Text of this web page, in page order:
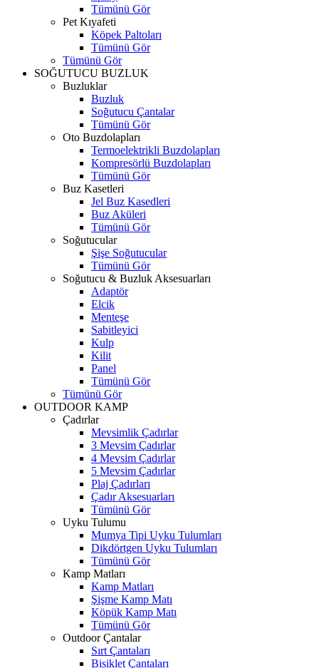
Tümünü Gör
Pet Kıyafeti
Köpek Paltoları
Tümünü Gör
Tümünü Gör
SOĞUTUCU BUZLUK
Buzluklar
Buzluk
Soğutucu Çantalar
Tümünü Gör
Oto Buzdolapları
Termoelektrikli Buzdolapları
Kompresörlü Buzdolapları
Tümünü Gör
Buz Kasetleri
Jel Buz Kasedleri
Buz Aküleri
Tümünü Gör
Soğutucular
Şişe Soğutucular
Tümünü Gör
Soğutucu & Buzluk Aksesuarları
Adaptör
Elcik
Menteşe
Sabitleyici
Kulp
Kilit
Panel
Tümünü Gör
Tümünü Gör
OUTDOOR KAMP
Çadırlar
Mevsimlik Çadırlar
3 Mevsim Çadırlar
4 Mevsim Çadırlar
5 Mevsim Çadırlar
Plaj Çadırları
Çadır Aksesuarları
Tümünü Gör
Uyku Tulumu
Mumya Tipi Uyku Tulumları
Dikdörtgen Uyku Tulumları
Tümünü Gör
Kamp Matları
Kamp Matları
Şişme Kamp Matı
Köpük Kamp Matı
Tümünü Gör
Outdoor Çantalar
Sırt Çantaları
Bisiklet Çantaları